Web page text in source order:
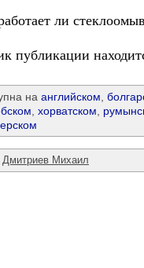
ли
публикации
на английском
хорватском
Дмитриев Михаил